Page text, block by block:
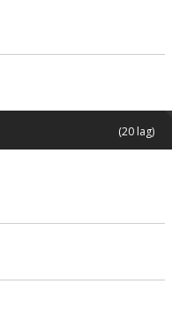
(20 lag)